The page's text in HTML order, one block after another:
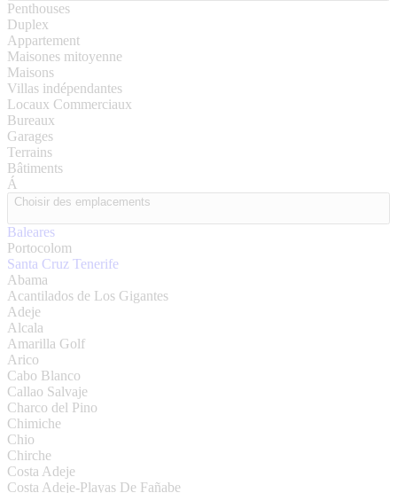
Penthouses
Duplex
Appartement
Maisones mitoyenne
Maisons
Villas indépendantes
Locaux Commerciaux
Bureaux
Garages
Terrains
Bâtiments
Á
Choisir des emplacements
Baleares
Portocolom
Santa Cruz Tenerife
Abama
Acantilados de Los Gigantes
Adeje
Alcala
Amarilla Golf
Arico
Cabo Blanco
Callao Salvaje
Charco del Pino
Chimiche
Chio
Chirche
Costa Adeje
Costa Adeje-Playas De Fañabe